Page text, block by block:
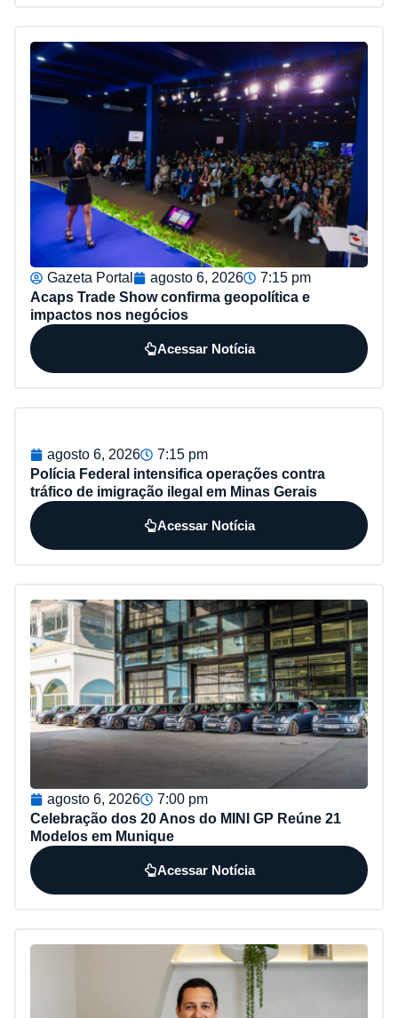
Gazeta Portal agosto 6, 2026
7:15 pm
Acaps Trade Show confirma geopolítica e
impactos nos negócios
Acessar Notícia
agosto 6, 2026
7:15 pm
Polícia Federal intensifica operações contra
tráfico de imigração ilegal em Minas Gerais
Acessar Notícia
agosto 6, 2026
7:00 pm
Celebração dos 20 Anos do MINI GP Reúne 21
Modelos em Munique
Acessar Notícia